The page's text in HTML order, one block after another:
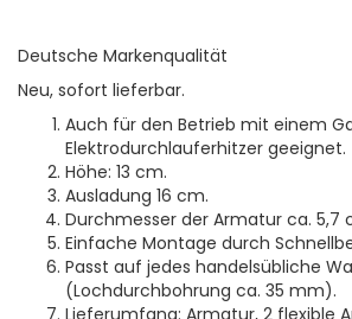
Deutsche Markenqualität
Neu, sofort lieferbar.
Auch für den Betrieb mit einem
Elektrodurchlauferhitzer geeignet.
Höhe: 13 cm.
Ausladung 16 cm.
Durchmesser der Armatur ca. 5,7
Einfache Montage durch
Passt auf jedes handelsübliche
(Lochdurchbohrung ca. 35 mm).
Lieferumfang: Armatur, 2 flexible